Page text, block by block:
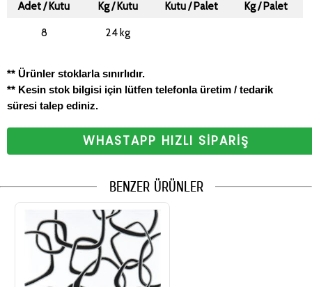
Adet / Kutu Kg / Kutu Kutu / Palet Kg / Palet
8 24 kg
** Ürünler stoklarla sınırlıdır.
** Kesin stok bilgisi için lütfen telefonla üretim / tedarik
süresi talep ediniz.
WHASTAPP HIZLI SİPARİŞ
BENZER ÜRÜNLER